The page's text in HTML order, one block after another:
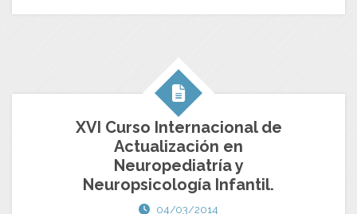
XVI Curso Internacional de
Actualización en
Neuropediatría y
Neuropsicología Infantil.
04/03/2014